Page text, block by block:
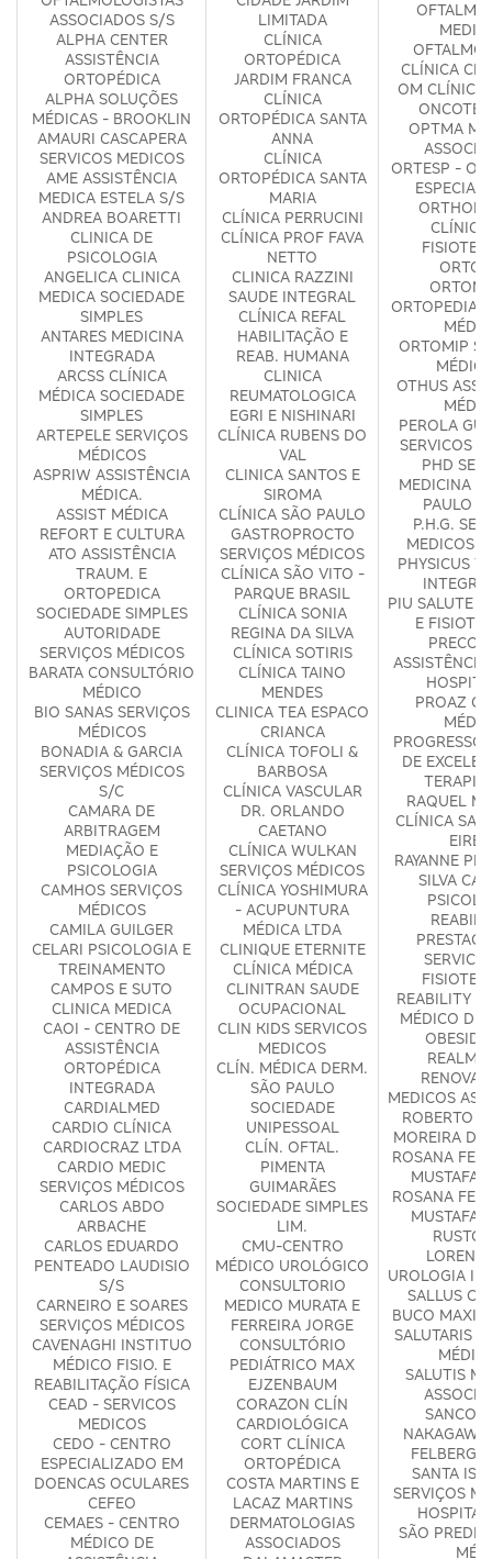
ASSOCIADOS S/S
ALPHA CENTER
ASSISTÊNCIA
ORTOPÉDICA
ALPHA SOLUÇÕES
MÉDICAS - BROOKLIN
AMAURI CASCAPERA
SERVICOS MEDICOS
AME ASSISTÊNCIA
MEDICA ESTELA S/S
ANDREA BOARETTI
CLINICA DE
PSICOLOGIA
ANGELICA CLINICA
MEDICA SOCIEDADE
SIMPLES
ANTARES MEDICINA
INTEGRADA
ARCSS CLÍNICA
MÉDICA SOCIEDADE
SIMPLES
ARTEPELE SERVIÇOS
MÉDICOS
ASPRIW ASSISTÊNCIA
MÉDICA.
ASSIST MÉDICA
REFORT E CULTURA
ATO ASSISTÊNCIA
TRAUM. E
ORTOPEDICA
SOCIEDADE SIMPLES
AUTORIDADE
SERVIÇOS MÉDICOS
BARATA CONSULTÓRIO
MÉDICO
BIO SANAS SERVIÇOS
MÉDICOS
BONADIA & GARCIA
SERVIÇOS MÉDICOS
S/C
CAMARA DE
ARBITRAGEM
MEDIAÇÃO E
PSICOLOGIA
CAMHOS SERVIÇOS
MÉDICOS
CAMILA GUILGER
CELARI PSICOLOGIA E
TREINAMENTO
CAMPOS E SUTO
CLINICA MEDICA
CAOI - CENTRO DE
ASSISTÊNCIA
ORTOPÉDICA
INTEGRADA
CARDIALMED
CARDIO CLÍNICA
CARDIOCRAZ LTDA
CARDIO MEDIC
SERVIÇOS MÉDICOS
CARLOS ABDO
ARBACHE
CARLOS EDUARDO
PENTEADO LAUDISIO
S/S
CARNEIRO E SOARES
SERVIÇOS MÉDICOS
CAVENAGHI INSTITUO
MÉDICO FISIO. E
REABILITAÇÃO FÍSICA
CEAD - SERVICOS
MEDICOS
CEDO - CENTRO
ESPECIALIZADO EM
DOENCAS OCULARES
CEFEO
CEMAES - CENTRO
MÉDICO DE
LIMITADA
CLÍNICA
ORTOPÉDICA
JARDIM FRANCA
CLÍNICA
ORTOPÉDICA SANTA
ANNA
CLÍNICA
ORTOPÉDICA SANTA
MARIA
CLÍNICA PERRUCINI
CLÍNICA PROF FAVA
NETTO
CLINICA RAZZINI
SAUDE INTEGRAL
CLÍNICA REFAL
HABILITAÇÃO E
REAB. HUMANA
CLINICA
REUMATOLOGICA
EGRI E NISHINARI
CLÍNICA RUBENS DO
VAL
CLINICA SANTOS E
SIROMA
CLÍNICA SÃO PAULO
GASTROPROCTO
SERVIÇOS MÉDICOS
CLÍNICA SÃO VITO -
PARQUE BRASIL
CLÍNICA SONIA
REGINA DA SILVA
CLÍNICA SOTIRIS
CLÍNICA TAINO
MENDES
CLINICA TEA ESPACO
CRIANCA
CLÍNICA TOFOLI &
BARBOSA
CLÍNICA VASCULAR
DR. ORLANDO
CAETANO
CLÍNICA WULKAN
SERVIÇOS MÉDICOS
CLÍNICA YOSHIMURA
- ACUPUNTURA
MÉDICA LTDA
CLINIQUE ETERNITE
CLÍNICA MÉDICA
CLINITRAN SAUDE
OCUPACIONAL
CLIN KIDS SERVICOS
MEDICOS
CLÍN. MÉDICA DERM.
SÃO PAULO
SOCIEDADE
UNIPESSOAL
CLÍN. OFTAL.
PIMENTA
GUIMARÃES
SOCIEDADE SIMPLES
LIM.
CMU-CENTRO
MÉDICO UROLÓGICO
CONSULTORIO
MEDICO MURATA E
FERREIRA JORGE
CONSULTÓRIO
PEDIÁTRICO MAX
EJZENBAUM
CORAZON CLÍN
CARDIOLÓGICA
CORT CLÍNICA
ORTOPÉDICA
COSTA MARTINS E
LACAZ MARTINS
DERMATOLOGIAS
ASSOCIADOS
CLÍNICA
OM CLÍNICA
OPTMA
ORTESP -
CLÍNICA
ORTOPEDIA
ORTOMIP
OTHUS
PEROLA
SERVICOS
PHD
MEDICINA
PAULO
P.H.G.
MEDICOS
PHYSICUS
PIU SALUTE
E
PROAZ
PROGRESSO
DE
TERAPIA
RAQUEL
CLÍNICA
RAYANNE
SILVA
REABILITY -
MÉDICO DE
REALM
MEDICOS
ROBERTO
MOREIRA DE
ROSANA
MUSTAFA
ROSANA
MUSTAFA
UROLOGIA
SALLUS
BUCO
SALUTARIS
SALUTIS
FELBERG
SANTA
SERVIÇOS
SÃO PREDE
MÉD